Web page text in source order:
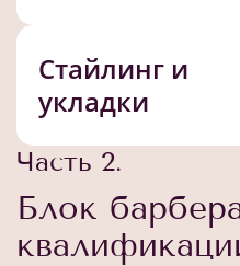
Стайлинг и
укладки
Часть 2.
Блок